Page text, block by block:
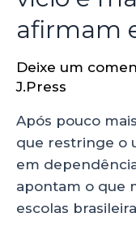
afirmam
Deixe um
J.Press
Após pouco
que restringe o
em
apontam o que
escolas